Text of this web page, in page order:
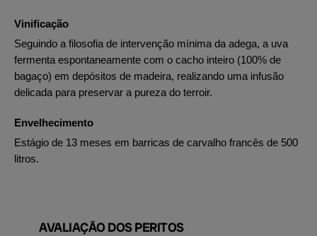
Vinificação
Seguindo a filosofia de intervenção mínima da adega, a uva
fermenta espontaneamente com o cacho inteiro (100% de
bagaço) em depósitos de madeira, realizando uma infusão
delicada para preservar a pureza do terroir.
Envelhecimento
Estágio de 13 meses em barricas de carvalho francês de 500
litros.
AVALIAÇÃO DOS PERITOS